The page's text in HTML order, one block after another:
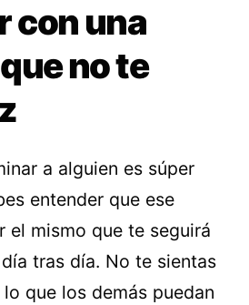
con una
no te
a alguien es súper
entender que ese
el mismo que te seguirá
tras día. No te sientas
que los demás puedan